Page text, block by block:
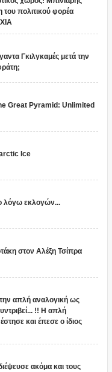
του πολιτικού φορέα
Γκιλγκαμές μετά την
Great Pyramid: Unlimited
Ice
λόγω εκλογών...
στον Αλέξη Τσίπρα
απλή αναλογική ως
!! Η απλή
και έπεσε ο ίδιος
ακόμα και τους